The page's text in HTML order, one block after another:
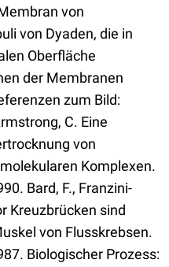
von
von Dyaden, die in
Oberfläche
der Membranen
zum Bild:
C. Eine
von
Komplexen.
Bard, F., Franzini-
Kreuzbrücken sind
von Flusskrebsen.
Biologischer Prozess: